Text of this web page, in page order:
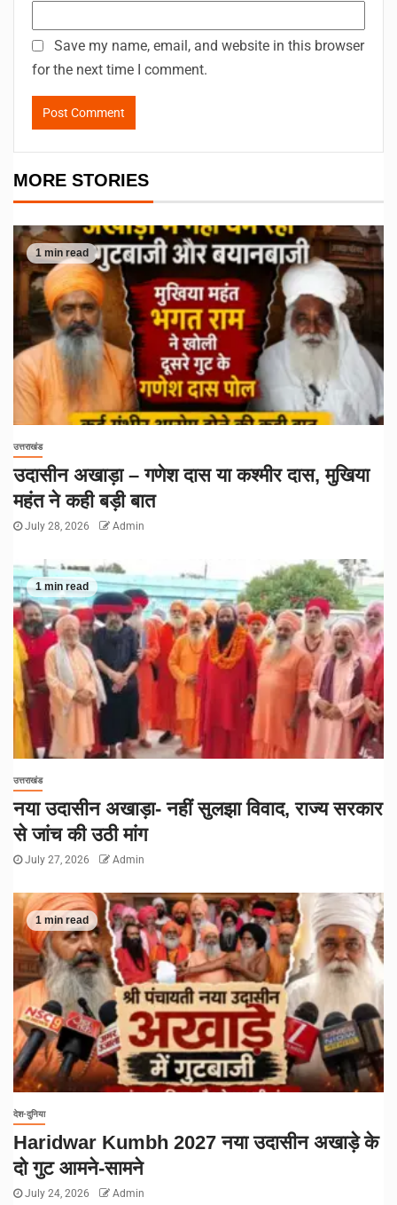
Save my name, email, and website in this browser
for the next time I comment.
MORE STORIES
1 min read
उत्तराखंड
उदासीन अखाड़ा – गणेश दास या कश्मीर दास, मुखिया
महंत ने कही बड़ी बात
July 28, 2026 Admin
1 min read
उत्तराखंड
नया उदासीन अखाड़ा- नहीं सुलझा विवाद, राज्य सरकार
से जांच की उठी मांग
July 27, 2026 Admin
1 min read
देश-दुनिया
Haridwar Kumbh 2027 नया उदासीन अखाड़े के
दो गुट आमने-सामने
July 24, 2026 Admin